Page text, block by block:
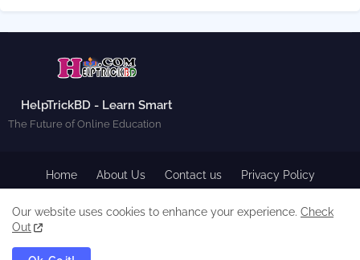
HelpTrickBD - Learn Smart
The Future of Online Education
Home About Us Contact us
Privacy Policy
Our website uses cookies to enhance your experience. Check
Out